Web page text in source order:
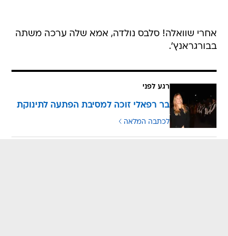
אחרי שוואלה! סלבס נולדה, אמא שלה ערכה משתה
בבורגראנץ'.
רגע לפני
בר רפאלי זוכה למסיבת הפתעה לתינוקת
לכתבה המלאה